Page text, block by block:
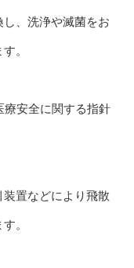
、洗浄や滅菌をお
。
療安全に関する指針
置などにより飛散
。